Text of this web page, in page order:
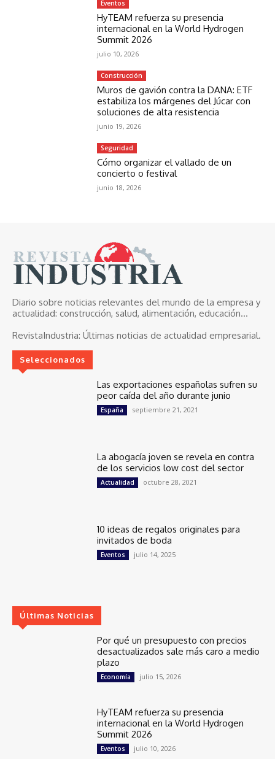
Eventos
HyTEAM refuerza su presencia
internacional en la World Hydrogen
Summit 2026
julio 10, 2026
Construcción
Muros de gavión contra la DANA: ETF
estabiliza los márgenes del Júcar con
soluciones de alta resistencia
junio 19, 2026
Seguridad
Cómo organizar el vallado de un
concierto o festival
junio 18, 2026
Diario sobre noticias relevantes del mundo de la empresa y
actualidad: construcción, salud, alimentación, educación...
RevistaIndustria: Últimas noticias de actualidad empresarial.
Seleccionados
Las exportaciones españolas sufren su
peor caída del año durante junio
España septiembre 21, 2021
La abogacía joven se revela en contra
de los servicios low cost del sector
Actualidad octubre 28, 2021
10 ideas de regalos originales para
invitados de boda
Eventos julio 14, 2025
Últimas Noticias
Por qué un presupuesto con precios
desactualizados sale más caro a medio
plazo
Economía julio 15, 2026
HyTEAM refuerza su presencia
internacional en la World Hydrogen
Summit 2026
Eventos julio 10, 2026